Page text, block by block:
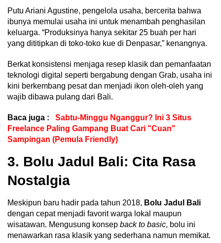
Putu Ariani Agustine, pengelola usaha, bercerita bahwa
ibunya memulai usaha ini untuk menambah penghasilan
keluarga. “Produksinya hanya sekitar 25 buah per hari
yang dititipkan di toko-toko kue di Denpasar,” kenangnya.
Berkat konsistensi menjaga resep klasik dan pemanfaatan
teknologi digital seperti bergabung dengan Grab, usaha ini
kini berkembang pesat dan menjadi ikon oleh-oleh yang
wajib dibawa pulang dari Bali.
Baca juga :
Sabtu-Minggu Nganggur? Ini 3 Situs
Freelance Paling Gampang Buat Cari "Cuan"
Sampingan (Pemula Friendly)
3. Bolu Jadul Bali: Cita Rasa
Nostalgia
Meskipun baru hadir pada tahun 2018, Bolu Jadul Bali
dengan cepat menjadi favorit warga lokal maupun
wisatawan. Mengusung konsep back to basic, bolu ini
menawarkan rasa klasik yang sederhana namun memikat.